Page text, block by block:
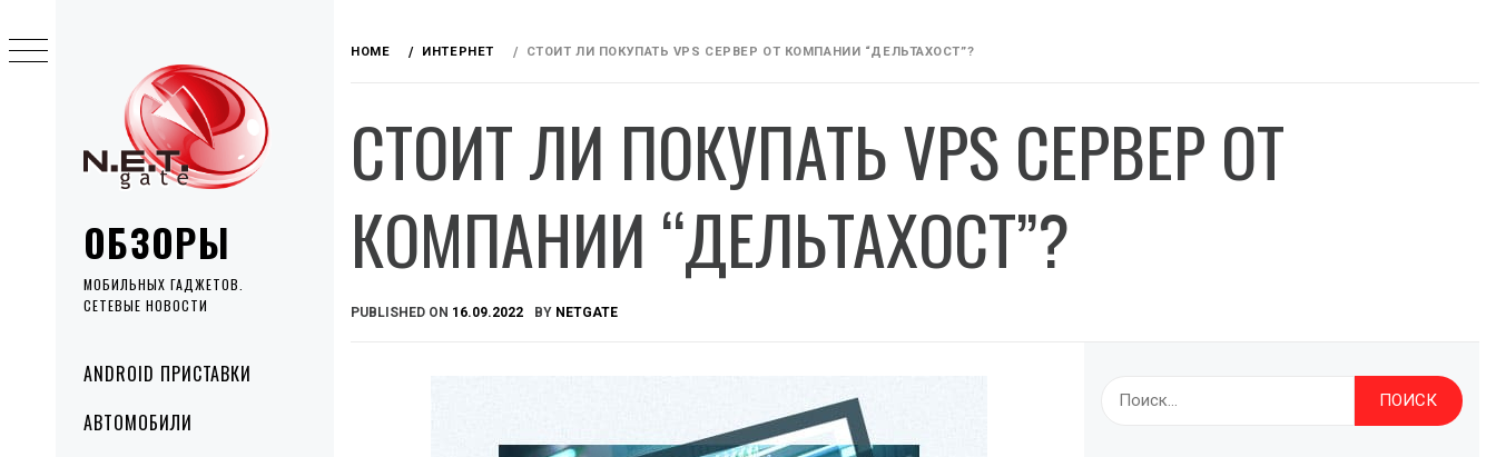
ОБЗОРЫ
МОБИЛЬНЫХ ГАДЖЕТОВ.
СЕТЕВЫЕ НОВОСТИ
Primary
Menu
ANDROID ПРИСТАВКИ
АВТОМОБИЛИ
to
content
HOME ИНТЕРНЕТ СТОИТ ЛИ ПОКУПАТЬ VPS СЕРВЕР ОТ КОМПАНИИ “ДЕЛЬТАХОСТ”?
СТОИТ ЛИ ПОКУПАТЬ VPS СЕРВЕР ОТ
КОМПАНИИ “ДЕЛЬТАХОСТ”?
PUBLISHED ON 16.09.2022 BY NETGATE
Найти: